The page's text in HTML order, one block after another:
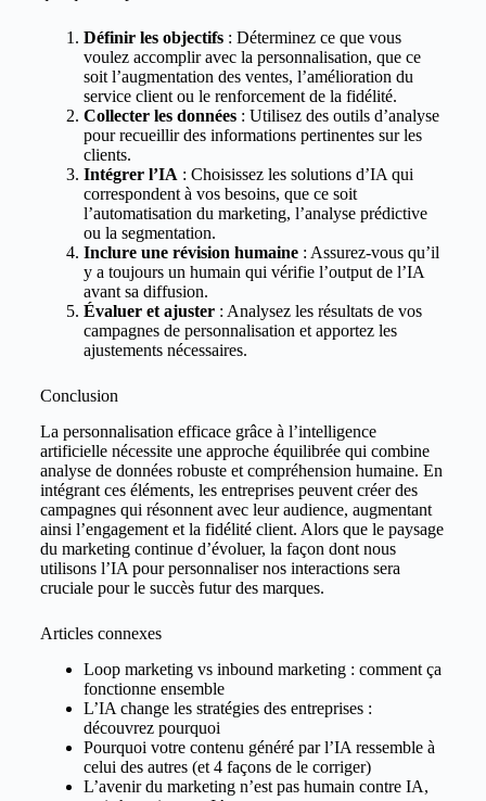
Définir les objectifs: Déterminez ce que vous
voulez accomplir avec la personnalisation, que ce
soit l’augmentation des ventes, l’amélioration du
service client ou le renforcement de la fidélité.
Collecter les données: Utilisez des outils d’analyse
pour recueillir des informations pertinentes sur les
clients.
Intégrer l’IA : Choisissez les solutions d’IA qui
correspondent à vos besoins, que ce soit
l’automatisation du marketing, l’analyse prédictive
ou la segmentation.
Inclure une révision humaine: Assurez-vous qu’il
y a toujours un humain qui vérifie l’output de l’IA
avant sa diffusion.
Évaluer et ajuster: Analysez les résultats de vos
campagnes de personnalisation et apportez les
ajustements nécessaires.
Conclusion
La personnalisation efficace grâce à l’intelligence
artificielle nécessite une approche équilibrée qui combine
analyse de données robuste et compréhension humaine. En
intégrant ces éléments, les entreprises peuvent créer des
campagnes qui résonnent avec leur audience, augmentant
ainsi l’engagement et la fidélité client. Alors que le paysage
du marketing continue d’évoluer, la façon dont nous
utilisons l’IA pour personnaliser nos interactions sera
cruciale pour le succès futur des marques.
Articles connexes
Loop marketing vs inbound marketing : comment ça
fonctionne ensemble
L’IA change les stratégies des entreprises :
découvrez pourquoi
Pourquoi votre contenu généré par l’IA ressemble à
celui des autres (et 4 façons de le corriger)
L’avenir du marketing n’est pas humain contre IA,